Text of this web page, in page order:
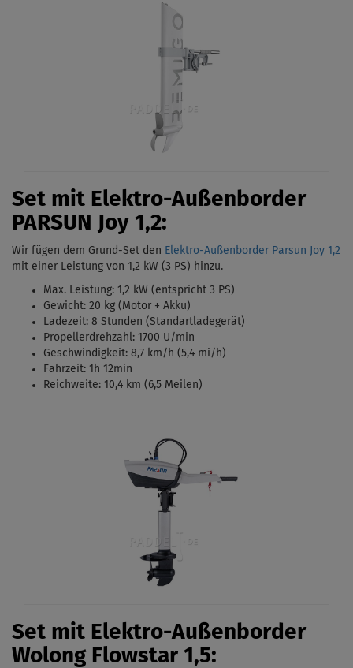
Set mit Elektro-Außenborder
PARSUN Joy 1,2:
Wir fügen dem Grund-Set den Elektro-Außenborder Parsun Joy 1,2
mit einer Leistung von 1,2 kW (3 PS) hinzu.
Max. Leistung: 1,2 kW (entspricht 3 PS)
Gewicht: 20 kg (Motor + Akku)
Ladezeit: 8 Stunden (Standartladegerät)
Propellerdrehzahl: 1700 U/min
Geschwindigkeit: 8,7 km/h (5,4 mi/h)
Fahrzeit: 1h 12min
Reichweite: 10,4 km (6,5 Meilen)
Set mit Elektro-Außenborder
Wolong Flowstar 1,5: